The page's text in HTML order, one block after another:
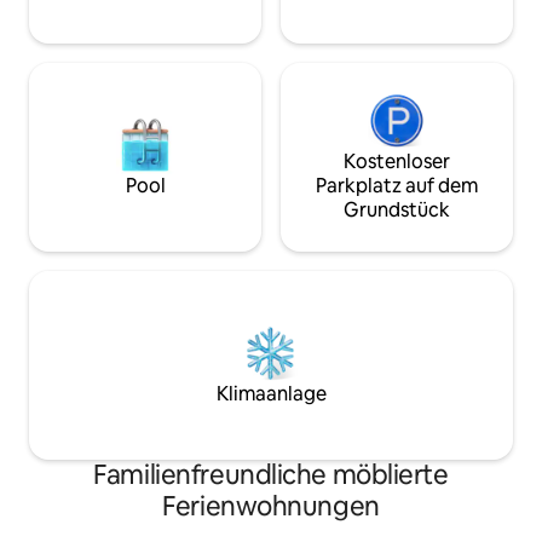
Pool
Kostenloser
Parkplatz auf dem
Grundstück
Klimaanlage
Familienfreundliche möblierte
Ferienwohnungen